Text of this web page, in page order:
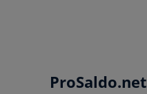
ProSaldo.net